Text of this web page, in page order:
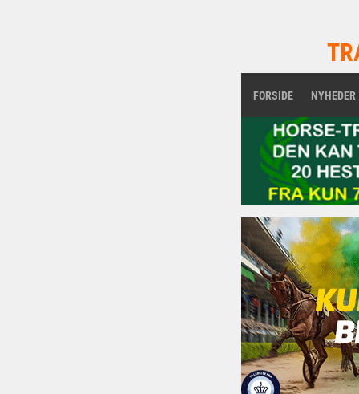
FORSIDE NYHEDER